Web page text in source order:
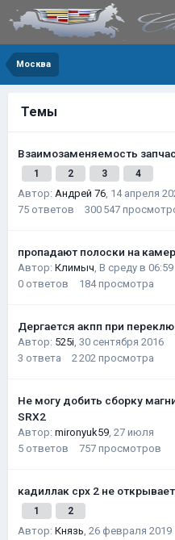
Москва
Темы
Взаимозаменяемость
1 2 3 4
Автор: Андрей 76, 14 апреля
75 ответов 300 547
пропадают полоски на
Автор: Климыч, В среду в 06:59
0 ответов 184 просмотра
Дергается акпп при
Автор: 525i, 30 сентября 2016
3 ответа 2 202 просмотра
Не могу добить сборку
SRX2
Автор: mironyuk59, 27 июля
5 ответов 757 просмотров
кадиллак срх 2 не
1 2
Автор: Князь, 26 февраля 2019